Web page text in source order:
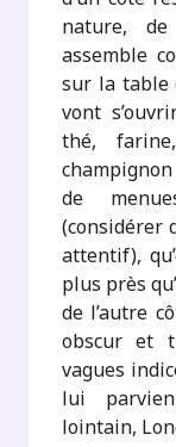
nature,
assemble
sur la table
vont
thé,
champignon
de
(considérer
attentif),
plus près
de l’autre
obscur et
vagues
lui
lointain,